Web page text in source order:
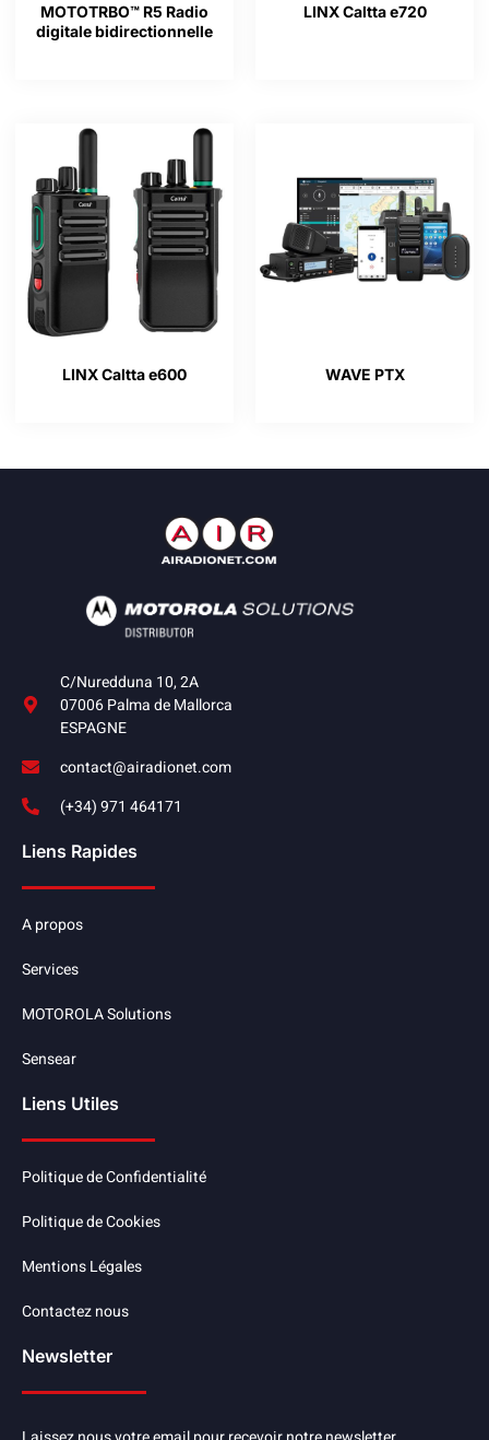
MOTOTRBO™ R5 Radio
digitale bidirectionnelle
LINX Caltta e720
LINX Caltta e600 WAVE PTX
C/Nuredduna 10, 2A
07006 Palma de Mallorca
ESPAGNE
contact@airadionet.com
(+34) 971 464171
Liens Rapides
A propos
Services
MOTOROLA Solutions
Sensear
Liens Utiles
Politique de Confidentialité
Politique de Cookies
Mentions Légales
Contactez nous
Newsletter